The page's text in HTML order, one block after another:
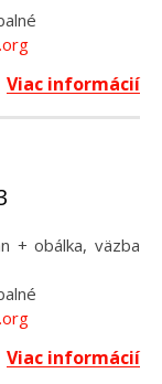
Viac informácií
+ obálka, väzba
Viac informácií